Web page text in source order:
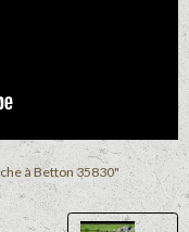
à Betton 35830"